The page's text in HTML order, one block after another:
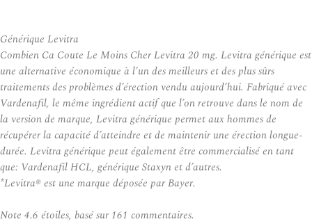
Générique Levitra
Combien Ca Coute Le Moins Cher Levitra 20 mg. Levitra générique est
une alternative économique à l’un des meilleurs et des plus sûrs
traitements des problèmes d’érection vendu aujourd’hui. Fabriqué avec
Vardenafil, le même ingrédient actif que l’on retrouve dans le nom de
la version de marque, Levitra générique permet aux hommes de
récupérer la capacité d’atteindre et de maintenir une érection longue-
durée. Levitra générique peut également être commercialisé en tant
que: Vardenafil HCL, générique Staxyn et d’autres.
*Levitra® est une marque déposée par Bayer.
Note 4.6 étoiles, basé sur 161 commentaires.